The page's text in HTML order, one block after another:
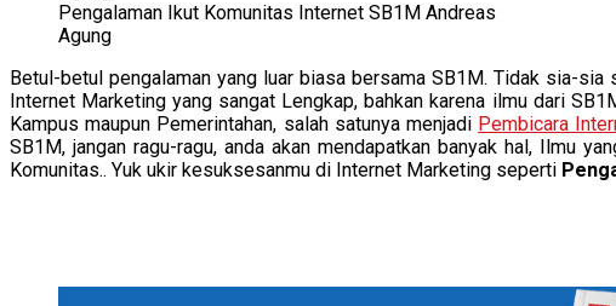
Pengalaman Ikut Komunitas Internet SB1M Andreas
Agung
Betul-betul pengalaman yang luar biasa bersama SB1M. Tidak sia-
Internet Marketing yang sangat Lengkap, bahkan karena ilmu dari
Kampus maupun Pemerintahan, salah satunya menjadi Pembicara
SB1M, jangan ragu-ragu, anda akan mendapatkan banyak hal, Ilmu
Komunitas.. Yuk ukir kesuksesanmu di Internet Marketing seperti